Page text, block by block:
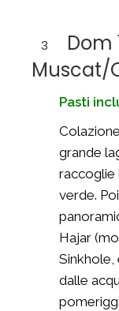
3
Dom
Muscat/
Pasti
grande
raccoglie
verde.
Hajar
dalle